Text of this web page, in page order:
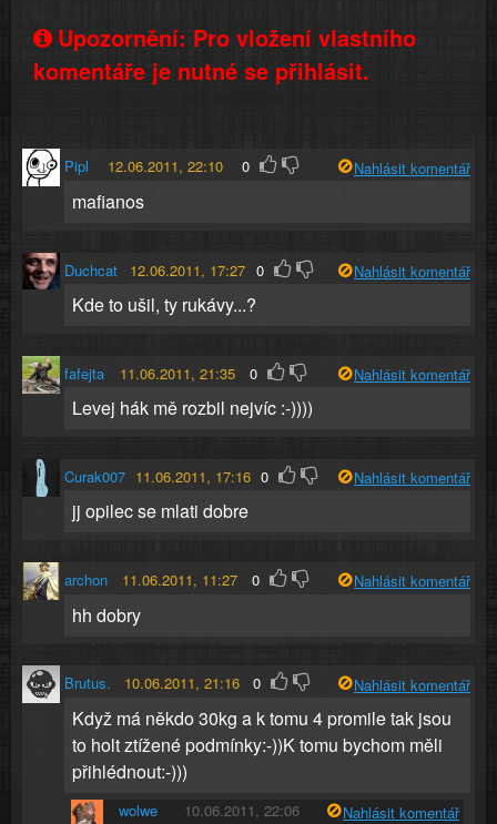
Upozornění: Pro vložení vlastního
komentáře je nutné se přihlásit.
Pipl 12.06.2011, 22:10 0 Nahlásit komentář
mafianos
Duchcat 12.06.2011, 17:27 0 Nahlásit komentář
Kde to ušil, ty rukávy...?
fafejta 11.06.2011, 21:35 0 Nahlásit komentář
Levej hák mě rozbil nejvíc :-))))
Curak007 11.06.2011, 17:16 0 Nahlásit komentář
jj opilec se mlati dobre
archon 11.06.2011, 11:27 0 Nahlásit komentář
hh dobry
Brutus. 10.06.2011, 21:16 0 Nahlásit komentář
Když má někdo 30kg a k tomu 4 promile tak jsou
to holt ztížené podmínky:-))K tomu bychom měli
přihlédnout:-)))
wolwe 10.06.2011, 22:06 Nahlásit komentář